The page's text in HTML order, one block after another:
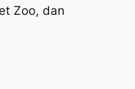
Zoo, dan